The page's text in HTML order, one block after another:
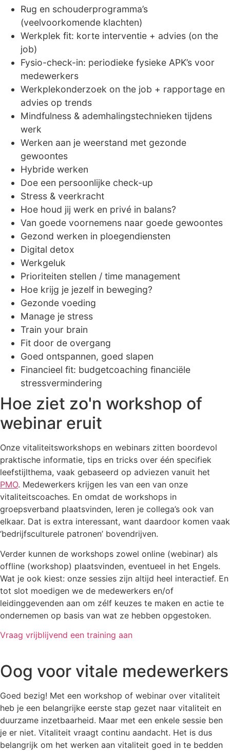
Rug en schouderprogramma’s
(veelvoorkomende klachten)
Werkplek fit: korte interventie + advies (on the
job)
Fysio-check-in: periodieke fysieke APK’s voor
medewerkers
Werkplekonderzoek on the job + rapportage en
advies op trends
Mindfulness & ademhalingstechnieken tijdens
werk
Werken aan je weerstand met gezonde
gewoontes
Hybride werken
Doe een persoonlijke check-up
Stress & veerkracht
Hoe houd jij werk en privé in balans?
Van goede voornemens naar goede gewoontes
Gezond werken in ploegendiensten
Digital detox
Werkgeluk
Prioriteiten stellen / time management
Hoe krijg je jezelf in beweging?
Gezonde voeding
Manage je stress
Train your brain
Fit door de overgang
Goed ontspannen, goed slapen
Financieel fit: budgetcoaching financiële
stressvermindering
Hoe ziet zo'n workshop of
webinar eruit
Onze vitaliteitsworkshops en webinars zitten boordevol
praktische informatie, tips en tricks over één specifiek
leefstijlthema, vaak gebaseerd op adviezen vanuit het
PMO. Medewerkers krijgen les van een van onze
vitaliteitscoaches. En omdat de workshops in
groepsverband plaatsvinden, leren je collega’s ook van
elkaar. Dat is extra interessant, want daardoor komen vaak
‘bedrijfsculturele patronen’ bovendrijven.
Verder kunnen de workshops zowel online (webinar) als
offline (workshop) plaatsvinden, eventueel in het Engels.
Wat je ook kiest: onze sessies zijn altijd heel interactief. En
tot slot moedigen we de medewerkers en/of
leidinggevenden aan om zélf keuzes te maken en actie te
ondernemen op basis van wat ze hebben opgestoken.
Vraag vrijblijvend een training aan
Oog voor vitale medewerkers
Goed bezig! Met een workshop of webinar over vitaliteit
heb je een belangrijke eerste stap gezet naar vitaliteit en
duurzame inzetbaarheid. Maar met een enkele sessie ben
je er niet. Vitaliteit vraagt continu aandacht. Het is dus
belangrijk om het werken aan vitaliteit goed in te bedden